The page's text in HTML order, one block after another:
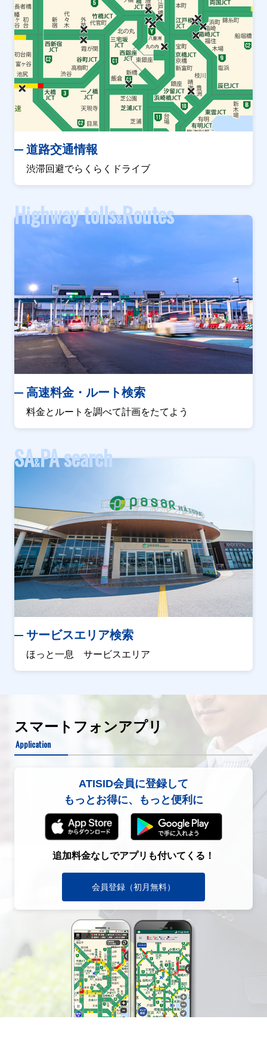
道路交通情報
渋滞回避でらくらくドライブ
Highway tolls&Routes
高速料金・ルート検索
料金とルートを調べて計画をたてよう
SA&PA search
サービスエリア検索
ほっと一息 サービスエリア
スマートフォンアプリ
Application
ATISID会員に登録して
もっとお得に、もっと便利に
追加料金なしでアプリも付いてくる！
会員登録（初月無料）